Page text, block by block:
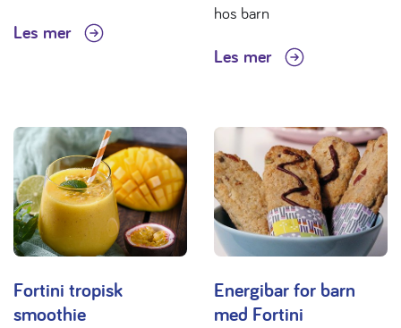
Les mer
hos barn
Les mer
Fortini tropisk
smoothie
Energibar for barn
med Fortini